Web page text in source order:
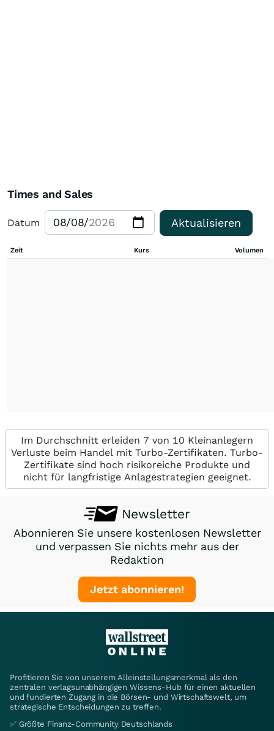
Times and Sales
Datum Aktualisieren
Zeit Kurs Volumen
Im Durchschnitt erleiden 7 von 10 Kleinanlegern
Verluste beim Handel mit Turbo-Zertifikaten. Turbo-
Zertifikate sind hoch risikoreiche Produkte und
nicht für langfristige Anlagestrategien geeignet.
Newsletter
Abonnieren Sie unsere kostenlosen Newsletter
und verpassen Sie nichts mehr aus der
Redaktion
Jetzt abonnieren!
Profitieren Sie von unserem Alleinstellungsmerkmal als den
zentralen verlagsunabhängigen Wissens-Hub für einen aktuellen
und fundierten Zugang in die Börsen- und Wirtschaftswelt, um
strategische Entscheidungen zu treffen.
✅ Größte Finanz-Community Deutschlands